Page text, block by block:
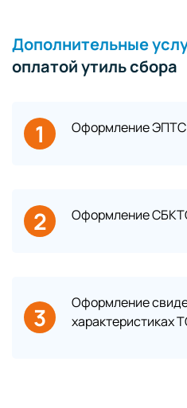
Дополнительные
оплатой утиль сбора
1 Оформление ЭПТС
2 Оформление
3
Оформление
характеристиках